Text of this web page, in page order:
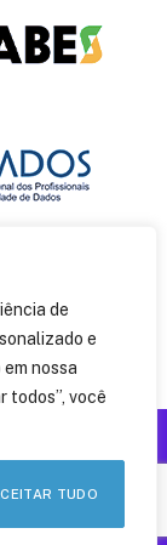
de
e
nossa
todos”, você
TUDO
Facebook
Instagram
X